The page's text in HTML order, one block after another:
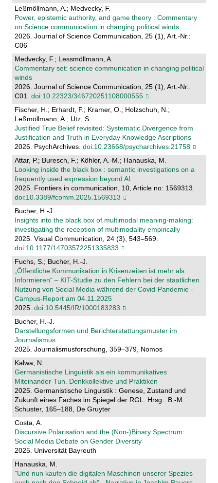
Leßmöllmann, A.; Medvecky, F.
Power, epistemic authority, and game theory : Commentary
on Science communication in changing political winds
2026. Journal of Science Communication, 25 (1), Art.-Nr.:
C06
Medvecky, F.; Lessmöllmann, A.
Commentary set: science communication in changing political
winds
2026. Journal of Science Communication, 25 (1), Art.-Nr.:
C01. doi:10.22323/346720251108000555
Fischer, H.; Erhardt, F.; Kramer, O.; Holzschuh, N.;
Leßmöllmann, A.; Utz, S.
Justified True Belief revisited: Systematic Divergence from
Justification and Truth in Everyday Knowledge Ascriptions
2026. PsychArchives. doi:10.23668/psycharchives.21758
Attar, P.; Buresch, F.; Köhler, A.-M.; Hanauska, M.
Looking inside the black box : semantic investigations on a
frequently used expression beyond AI
2025. Frontiers in communication, 10, Article no: 1569313.
doi:10.3389/fcomm.2025.1569313
Bucher, H.-J.
Insights into the black box of multimodal meaning-making:
investigating the reception of multimodality empirically
2025. Visual Communication, 24 (3), 543–569.
doi:10.1177/14703572251335833
Fuchs, S.; Bucher, H.-J.
„Öffentliche Kommunikation in Krisenzeiten ist mehr als
Informieren“ – KIT-Studie zu den Fehlern bei der staatlichen
Nutzung von Social Media während der Covid-Pandemie -
Campus-Report am 04.11.2025
2025. doi:10.5445/IR/1000183283
Bucher, H.-J.
Darstellungsformen und Berichterstattungsmuster im
Journalismus
2025. Journalismusforschung, 359–379, Nomos
Kalwa, N.
Germanistische Linguistik als ein kommunikatives
Miteinander-Tun. Denkkollektive und Praktiken
2025. Germanistische Linguistik : Genese, Zustand und
Zukunft eines Faches im Spiegel der RGL. Hrsg.: B.-M.
Schuster, 165–188, De Gruyter
Costa, A.
Discursive Polarisation and the (Non-)Binary Spectrum:
Social Media Debate on Gender Diversity
2025. Universität Bayreuth
Hanauska, M.
"Und nun kaufen die digitalen Maschinen unserer Spezies